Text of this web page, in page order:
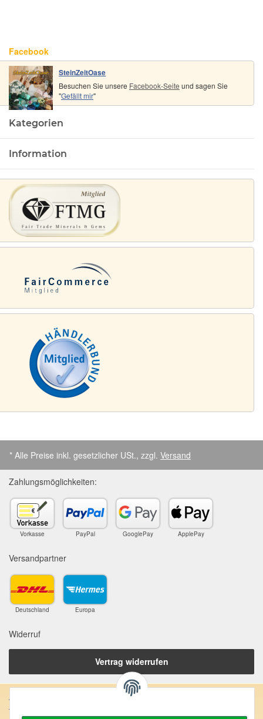
Facebook
SteinZeitOase
Besuchen Sie unsere Facebook-Seite und sagen Sie
"Gefällt mir"
Kategorien
Information
* Alle Preise inkl. gesetzlicher USt., zzgl. Versand
Zahlungsmöglichkeiten:
Vorkasse PayPal GooglePay ApplePay
Versandpartner
Deutschland Europa
Widerruf
Vertrag widerrufen
Anschrift: